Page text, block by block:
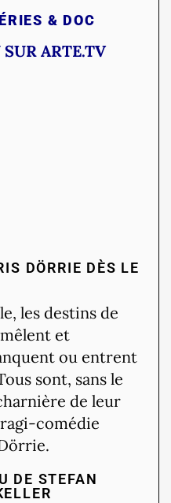
& DOC
ARTE.TV
DÖRRIE DÈS LE
les destins de
et
ou entrent
sont, sans le
de leur
comédie
DE STEFAN